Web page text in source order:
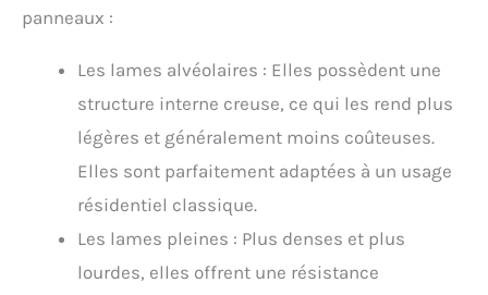
panneaux :
Les lames alvéolaires : Elles possèdent une
structure interne creuse, ce qui les rend plus
légères et généralement moins coûteuses.
Elles sont parfaitement adaptées à un usage
résidentiel classique.
Les lames pleines : Plus denses et plus
lourdes, elles offrent une résistance